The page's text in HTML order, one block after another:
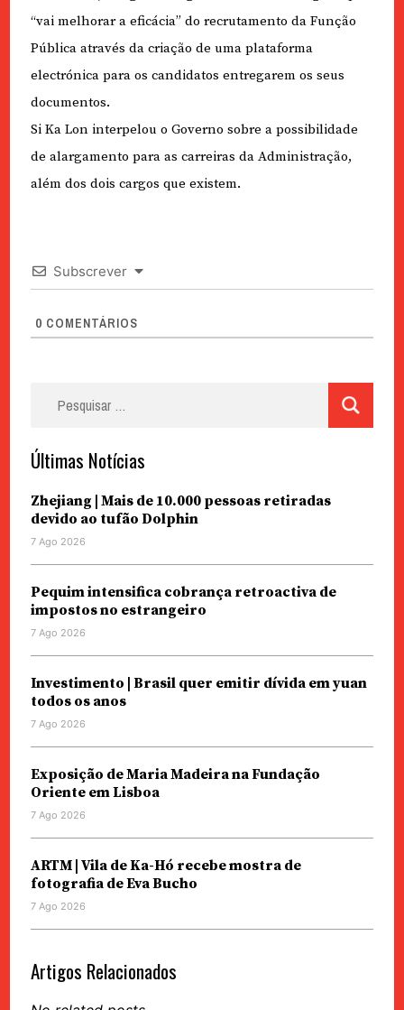
“vai melhorar a eficácia” do recrutamento da Função
Pública através da criação de uma plataforma
electrónica para os candidatos entregarem os seus
documentos.
Si Ka Lon interpelou o Governo sobre a possibilidade
de alargamento para as carreiras da Administração,
além dos dois cargos que existem.
Subscrever
0 COMENTÁRIOS
Últimas Notícias
Zhejiang | Mais de 10.000 pessoas retiradas
devido ao tufão Dolphin
7 Ago 2026
Pequim intensifica cobrança retroactiva de
impostos no estrangeiro
7 Ago 2026
Investimento | Brasil quer emitir dívida em yuan
todos os anos
7 Ago 2026
Exposição de Maria Madeira na Fundação
Oriente em Lisboa
7 Ago 2026
ARTM | Vila de Ka-Hó recebe mostra de
fotografia de Eva Bucho
7 Ago 2026
Artigos Relacionados